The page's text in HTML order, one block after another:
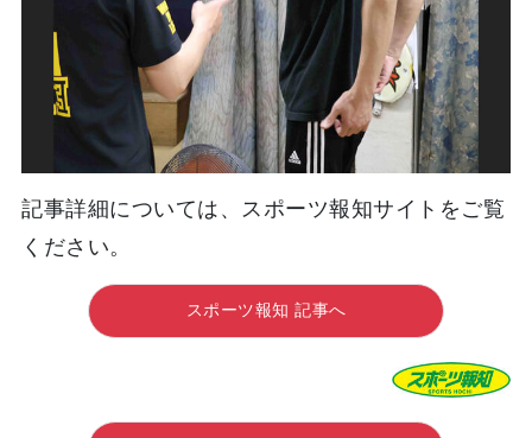
記事詳細については、スポーツ報知サイトをご覧
ください。
スポーツ報知 記事へ